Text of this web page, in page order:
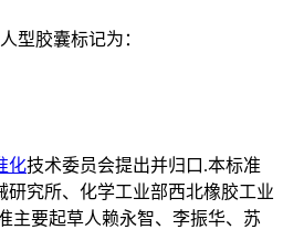
型胶囊标记为：
化技术委员会提出并归口.本标准
研究所、化学工业部西北橡胶工业
主要起草人赖永智、李振华、苏